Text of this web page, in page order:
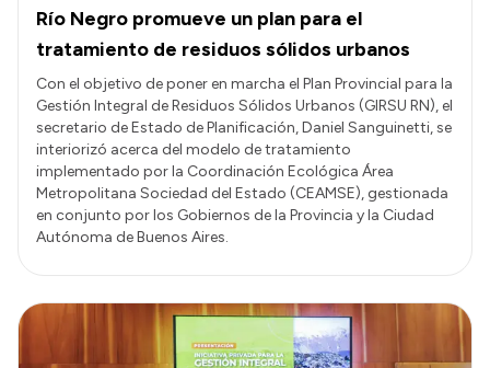
Río Negro promueve un plan para el
tratamiento de residuos sólidos urbanos
Con el objetivo de poner en marcha el Plan Provincial para la
Gestión Integral de Residuos Sólidos Urbanos (GIRSU RN), el
secretario de Estado de Planificación, Daniel Sanguinetti, se
interiorizó acerca del modelo de tratamiento
implementado por la Coordinación Ecológica Área
Metropolitana Sociedad del Estado (CEAMSE), gestionada
en conjunto por los Gobiernos de la Provincia y la Ciudad
Autónoma de Buenos Aires.